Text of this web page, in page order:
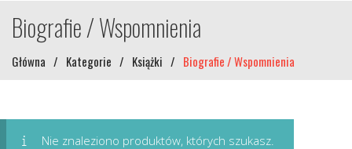
Biografie / Wspomnienia
Główna / Kategorie / Książki / Biografie / Wspomnienia
Nie znaleziono produktów, których szukasz.